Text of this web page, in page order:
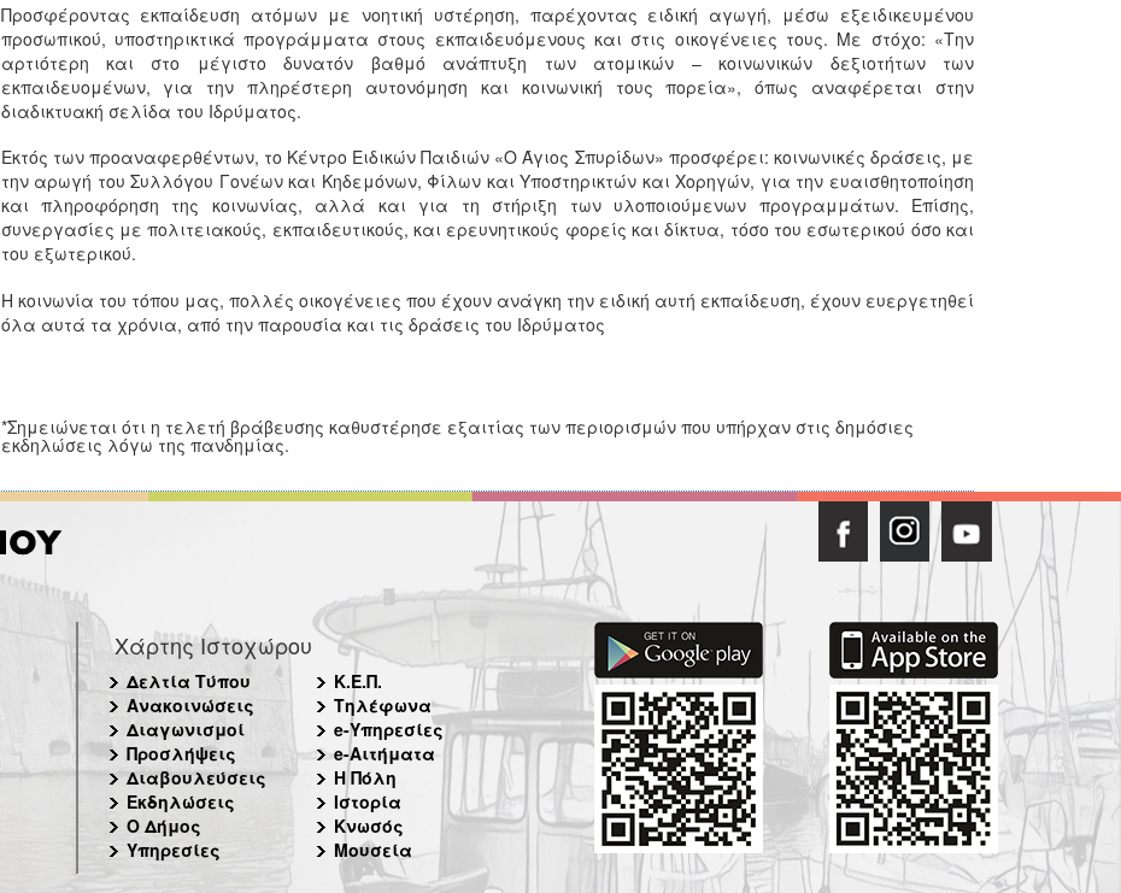
Προσφέροντας εκπαίδευση ατόμων με νοητική υστέρηση, παρέχοντας ειδική αγωγή, μέσω εξειδικευμένου
προσωπικού, υποστηρικτικά προγράμματα στους εκπαιδευόμενους και στις οικογένειες τους. Με στόχο: «Την
αρτιότερη και στο μέγιστο δυνατόν βαθμό ανάπτυξη των ατομικών – κοινωνικών δεξιοτήτων των
εκπαιδευομένων, για την πληρέστερη αυτονόμηση και κοινωνική τους πορεία», όπως αναφέρεται στην
διαδικτυακή σελίδα του Ιδρύματος.
Εκτός των προαναφερθέντων, το Κέντρο Ειδικών Παιδιών «Ο Άγιος Σπυρίδων» προσφέρει: κοινωνικές δράσεις, με
την αρωγή του Συλλόγου Γονέων και Κηδεμόνων, Φίλων και Υποστηρικτών και Χορηγών, για την ευαισθητοποίηση
και πληροφόρηση της κοινωνίας, αλλά και για τη στήριξη των υλοποιούμενων προγραμμάτων. Επίσης,
συνεργασίες με πολιτειακούς, εκπαιδευτικούς, και ερευνητικούς φορείς και δίκτυα, τόσο του εσωτερικού όσο και
του εξωτερικού.
Η κοινωνία του τόπου μας, πολλές οικογένειες που έχουν ανάγκη την ειδική αυτή εκπαίδευση, έχουν ευεργετηθεί
όλα αυτά τα χρόνια, από την παρουσία και τις δράσεις του Ιδρύματος
*Σημειώνεται ότι η τελετή βράβευσης καθυστέρησε εξαιτίας των περιορισμών που υπήρχαν στις δημόσιες
εκδηλώσεις λόγω της πανδημίας.
Χάρτης Ιστοχώρου
Δελτία Τύπου
Ανακοινώσεις
Διαγωνισμοί
Προσλήψεις
Διαβουλεύσεις
Εκδηλώσεις
Ο Δήμος
Υπηρεσίες
Κ.Ε.Π.
Τηλέφωνα
e-Υπηρεσίες
e-Αιτήματα
Η Πόλη
Ιστορία
Κνωσός
Μουσεία